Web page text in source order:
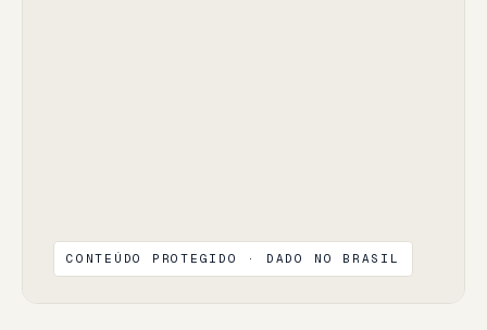
CONTEÚDO PROTEGIDO · DADO NO BRASIL